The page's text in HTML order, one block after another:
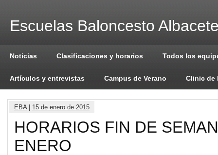
Escuelas Baloncesto
Noticias Clasificaciones y horarios Todos los
Artículos y entrevistas Campus de Verano Clinic de
EBA| 15 de enero de 2015
HORARIOS FIN DE
ENERO